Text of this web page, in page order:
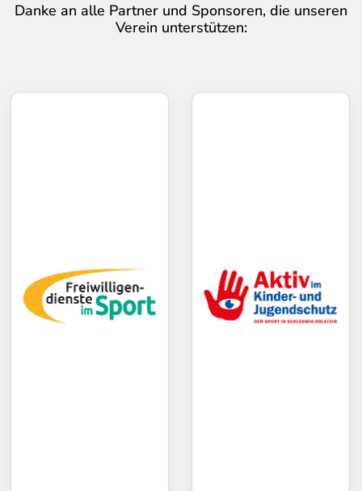
Danke an alle Partner und Sponsoren, die unseren
Verein unterstützen: